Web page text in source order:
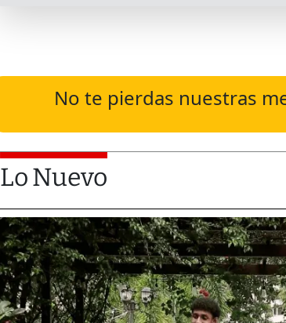
No te pierdas nuestras
Lo Nuevo